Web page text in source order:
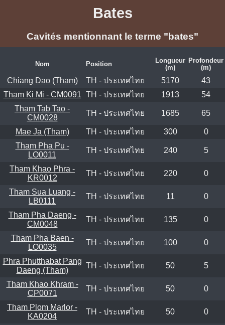
Bates
Cavités mentionnant le terme "bates"
Nom Position
Longueur
(m)
Profondeur
(m)
Chiang Dao (Tham) TH - ประเทศไทย 5170
43
Tham Ki Mi - CM0091 TH - ประเทศไทย 1913
54
Tham Tab Tao -
CM0028
TH - ประเทศไทย 1685 65
Mae Ja (Tham) TH - ประเทศไทย 300
0
Tham Pha Pu -
LO0011
TH - ประเทศไทย 240 5
Tham Khao Phra -
KR0012
TH - ประเทศไทย 220 0
Tham Sua Luang -
LB0111
TH - ประเทศไทย 11 0
Tham Pha Daeng -
CM0048
TH - ประเทศไทย 135 0
Tham Pha Baen -
LO0035
TH - ประเทศไทย 100 0
Phra Phutthabat Pang
Daeng (Tham)
TH - ประเทศไทย 50 5
Tham Khao Khram -
CP0071
TH - ประเทศไทย 50 0
Tham Plom Marlor -
KA0204
TH - ประเทศไทย 50 0